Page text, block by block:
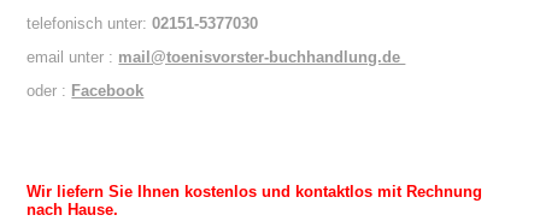
telefonisch unter:02151-5377030
email unter : mail@toenisvorster-buchhandlung.de
oder : Facebook
Wir liefern Sie Ihnen kostenlos und kontaktlos mit Rechnung
nach Hause.